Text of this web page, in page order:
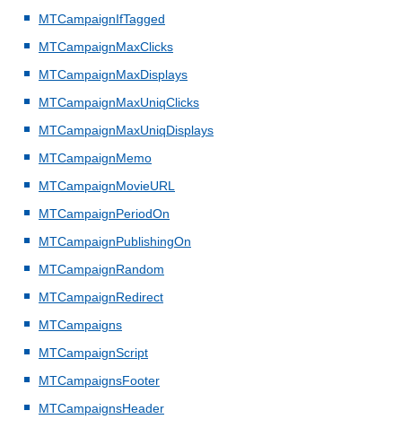
MTCampaignIfTagged
MTCampaignMaxClicks
MTCampaignMaxDisplays
MTCampaignMaxUniqClicks
MTCampaignMaxUniqDisplays
MTCampaignMemo
MTCampaignMovieURL
MTCampaignPeriodOn
MTCampaignPublishingOn
MTCampaignRandom
MTCampaignRedirect
MTCampaigns
MTCampaignScript
MTCampaignsFooter
MTCampaignsHeader